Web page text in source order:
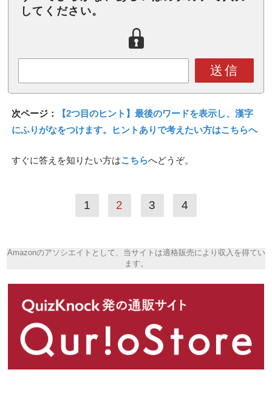
してください。
送信
次ページ：
【2つ目のヒント】最後のワードを表示し、漢字
にふりがなをつけます。ヒントありで考えたい方はこちらへ
すぐに答えを知りたい方はこちらへどうぞ。
1 2 3 4
Amazonのアソシエイトとして、当サイトは適格販売により収入を得てい
ます。